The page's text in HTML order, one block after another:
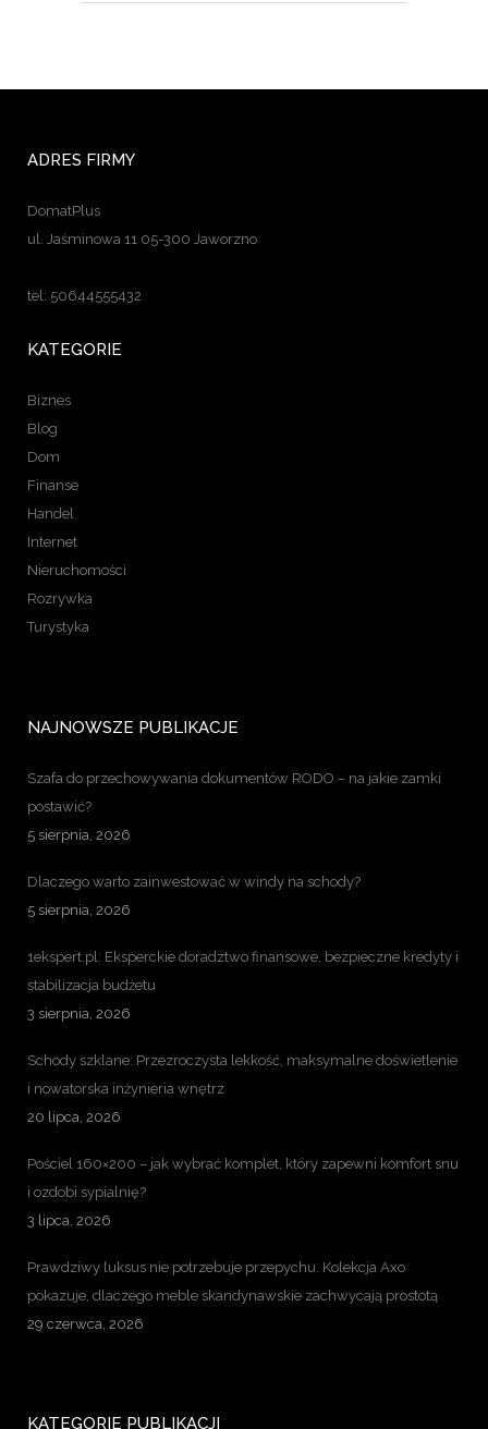
ADRES FIRMY
DomatPlus
ul. Jaśminowa 11 05-300 Jaworzno
tel: 50644555432
KATEGORIE
Biznes
Blog
Dom
Finanse
Handel
Internet
Nieruchomości
Rozrywka
Turystyka
NAJNOWSZE PUBLIKACJE
Szafa do przechowywania dokumentów RODO – na jakie zamki
postawić?
5 sierpnia, 2026
Dlaczego warto zainwestować w windy na schody?
5 sierpnia, 2026
1ekspert.pl: Eksperckie doradztwo finansowe, bezpieczne kredyty i
stabilizacja budżetu
3 sierpnia, 2026
Schody szklane: Przezroczysta lekkość, maksymalne doświetlenie
i nowatorska inżynieria wnętrz
20 lipca, 2026
Pościel 160×200 – jak wybrać komplet, który zapewni komfort snu
i ozdobi sypialnię?
3 lipca, 2026
Prawdziwy luksus nie potrzebuje przepychu. Kolekcja Axo
pokazuje, dlaczego meble skandynawskie zachwycają prostotą
29 czerwca, 2026
KATEGORIE PUBLIKACJI